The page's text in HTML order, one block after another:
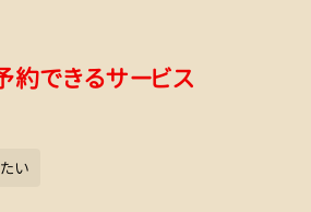
できるサービス
い